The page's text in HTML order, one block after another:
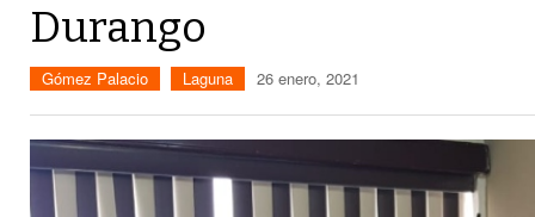
Durango
Gómez Palacio Laguna 26 enero, 2021